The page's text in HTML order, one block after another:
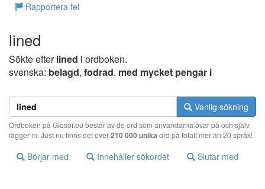
Rapportera fel
lined
Sökte efterlined i ordboken.
svenska: belagd, fodrad, med mycket pengar i
Vanlig sökning
Ordboken på Glosor.eu består av de ord som användarna övar på och själv
lägger in. Just nu finns det över210 000 unika ord på totalt mer än 20 språk!
Börjar med Innehåller sökordet Slutar med